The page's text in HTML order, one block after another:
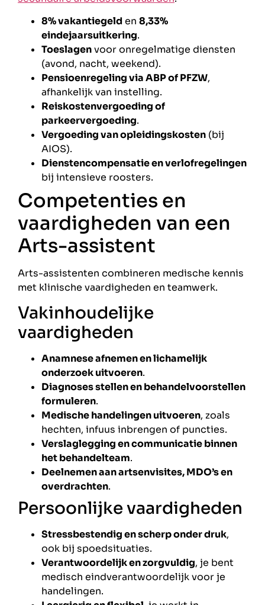
8% vakantiegelden 8,33%
eindejaarsuitkering.
Toeslagenvoor onregelmatige diensten
(avond, nacht, weekend).
Pensioenregeling via ABP of PFZW,
afhankelijk van instelling.
Reiskostenvergoeding of
parkeervergoeding.
Vergoeding van opleidingskosten (bij
AIOS).
Dienstencompensatie en verlofregelingen
bij intensieve roosters.
Competenties en
vaardigheden van een
Arts-assistent
Arts-assistenten combineren medische kennis
met klinische vaardigheden en teamwerk.
Vakinhoudelijke
vaardigheden
Anamnese afnemen en lichamelijk
onderzoek uitvoeren.
Diagnoses stellen en behandelvoorstellen
formuleren.
Medische handelingen uitvoeren, zoals
hechten, infuus inbrengen of puncties.
Verslaglegging en communicatie binnen
het behandelteam.
Deelnemen aan artsenvisites, MDO’s en
overdrachten.
Persoonlijke vaardigheden
Stressbestendig en scherp onder druk,
ook bij spoedsituaties.
Verantwoordelijk en zorgvuldig, je bent
medisch eindverantwoordelijk voor je
handelingen.